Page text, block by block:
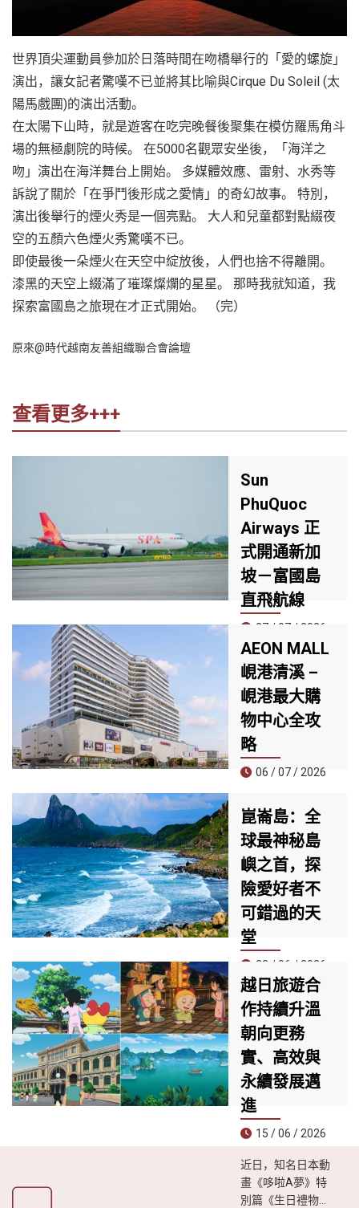
世界頂尖運動員參加於日落時間在吻橋舉行的「愛的螺旋」
演出，讓女記者驚嘆不已並將其比喻與Cirque Du Soleil (太
陽馬戲團)的演出活動。
在太陽下山時，就是遊客在吃完晚餐後聚集在模仿羅馬角斗
場的無極劇院的時候。 在5000名觀眾安坐後，「海洋之
吻」演出在海洋舞台上開始。 多媒體效應、雷射、水秀等
訴說了關於「在爭鬥後形成之愛情」的奇幻故事。 特別，
演出後舉行的煙火秀是一個亮點。 大人和兒童都對點綴夜
空的五顏六色煙火秀驚嘆不已。
即使最後一朵煙火在天空中綻放後，人們也捨不得離開。
漆黑的天空上綴滿了璀璨燦爛的星星。 那時我就知道，我
探索富國島之旅現在才正式開始。 （完）
原來@時代越南友善組織聯合會論壇
查看更多+++
Sun
PhuQuoc
Airways 正
式開通新加
坡－富國島
直飛航線
27 / 07 / 2026
PhuQuoc
Airways（SPA）
正式開通新加坡－
富國島直飛航線，
這是航空公司開航
以來的第四條國際
（Full-service）直
飛新加坡與富國島
兩大亞洲熱門旅遊
目的地的航空公
司。
AEON MALL
峴港清溪 –
峴港最大購
物中心全攻
略
06 / 07 / 2026
段的 AEON MALL
峴港清溪，正迅速
成為當地居民與觀
光客必訪的新地
標。擁有近30,000
平方公尺的規模，
匯集約60家品牌專
櫃與多個國際知名
品牌，是目前峴港
最具規模與現代感
的購物中心之一。
崑崙島：全
球最神秘島
嶼之首，探
險愛好者不
可錯過的天
堂
23 / 06 / 2026
崑崙島近日被知名
旅遊雜誌《Travel
& Leisure》評為**
全球30大最神秘海
島榜單第一名**，
成為今夏尋求冒險
體驗、遠離喧囂生
活遊客的理想目的
地。
越日旅遊合
作持續升溫
朝向更務
實、高效與
永續發展邁
進
15 / 06 / 2026
近日，知名日本動
畫《哆啦A夢》特
別篇《生日禮物是